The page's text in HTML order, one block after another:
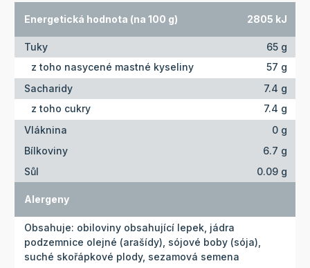
Energetická hodnota (na 100 g) 2805 kJ
Tuky
65 g
z toho nasycené mastné kyseliny
57 g
Sacharidy
7.4 g
z toho cukry
7.4 g
Vláknina
0 g
Bílkoviny
6.7 g
Sůl
0.09 g
Alergeny
Obsahuje: obiloviny obsahující lepek, jádra
podzemnice olejné (arašídy), sójové boby (sója),
suché skořápkové plody, sezamová semena